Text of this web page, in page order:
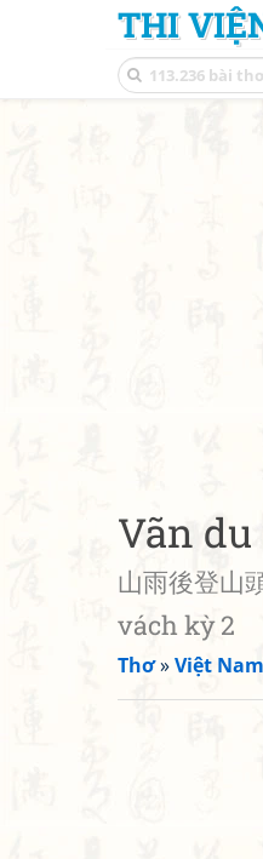
THI
Vãn du
山雨後登山
vách kỳ 2
Thơ»Việt Nam